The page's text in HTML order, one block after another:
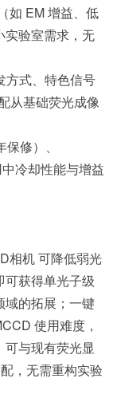
如 EM 增益、低
实验室需求，无
方式、特色信号
从基础荧光成像
修）、
冷却性能与增益
相机 可降低弱光
获得单光子级
域的拓展；一键
使用难度，
与现有荧光显
，无需重构实验